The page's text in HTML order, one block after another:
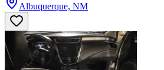
Albuquerque, NM